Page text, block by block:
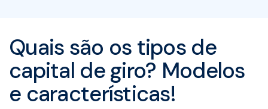
Quais são os tipos de
capital de giro? Modelos
e características!